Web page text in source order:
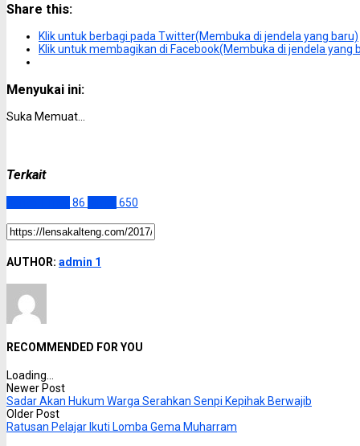
Share this:
Klik untuk berbagi pada Twitter(Membuka di jendela yang baru)
Klik untuk membagikan di Facebook(Membuka di jendela yang
Menyukai ini:
Suka Memuat...
Terkait
86 650
AUTHOR: admin 1
RECOMMENDED FOR YOU
Loading...
Newer Post
Sadar Akan Hukum Warga Serahkan Senpi Kepihak Berwajib
Older Post
Ratusan Pelajar Ikuti Lomba Gema Muharram